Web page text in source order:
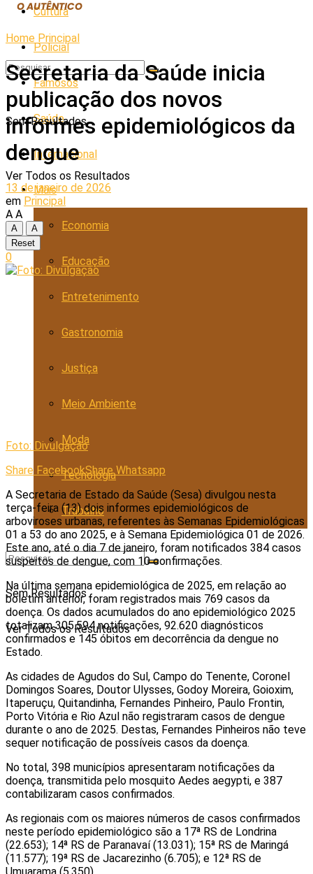
Cultura
Policial
Famosos
Saúde
Internacional
Mais
Economia
Educação
Entretenimento
Gastronomia
Justiça
Meio Ambiente
Moda
Tecnologia
Trabalho
Sem Resultados
Ver Todos os Resultados
Sem Resultados
Ver Todos os Resultados
Home Principal
Secretaria da Saúde inicia
publicação dos novos
informes epidemiológicos da
dengue
13 de janeiro de 2026
em Principal
A A
A
A
Reset
0
Foto: Divulgação
Share FacebookShare Whatsapp
A Secretaria de Estado da Saúde (Sesa) divulgou nesta
terça-feira (13) dois informes epidemiológicos de
arboviroses urbanas, referentes às Semanas Epidemiológicas
01 a 53 do ano 2025, e à Semana Epidemiológica 01 de 2026.
Este ano, até o dia 7 de janeiro, foram notificados 384 casos
suspeitos de dengue, com 10 confirmações.
Na última semana epidemiológica de 2025, em relação ao
boletim anterior, foram registrados mais 769 casos da
doença. Os dados acumulados do ano epidemiológico 2025
totalizam 305.594 notificações, 92.620 diagnósticos
confirmados e 145 óbitos em decorrência da dengue no
Estado.
As cidades de Agudos do Sul, Campo do Tenente, Coronel
Domingos Soares, Doutor Ulysses, Godoy Moreira, Goioxim,
Itaperuçu, Quitandinha, Fernandes Pinheiro, Paulo Frontin,
Porto Vitória e Rio Azul não registraram casos de dengue
durante o ano de 2025. Destas, Fernandes Pinheiros não teve
sequer notificação de possíveis casos da doença.
No total, 398 municípios apresentaram notificações da
doença, transmitida pelo mosquito Aedes aegypti, e 387
contabilizaram casos confirmados.
As regionais com os maiores números de casos confirmados
neste período epidemiológico são a 17ª RS de Londrina
(22.653); 14ª RS de Paranavaí (13.031); 15ª RS de Maringá
(11.577); 19ª RS de Jacarezinho (6.705); e 12ª RS de